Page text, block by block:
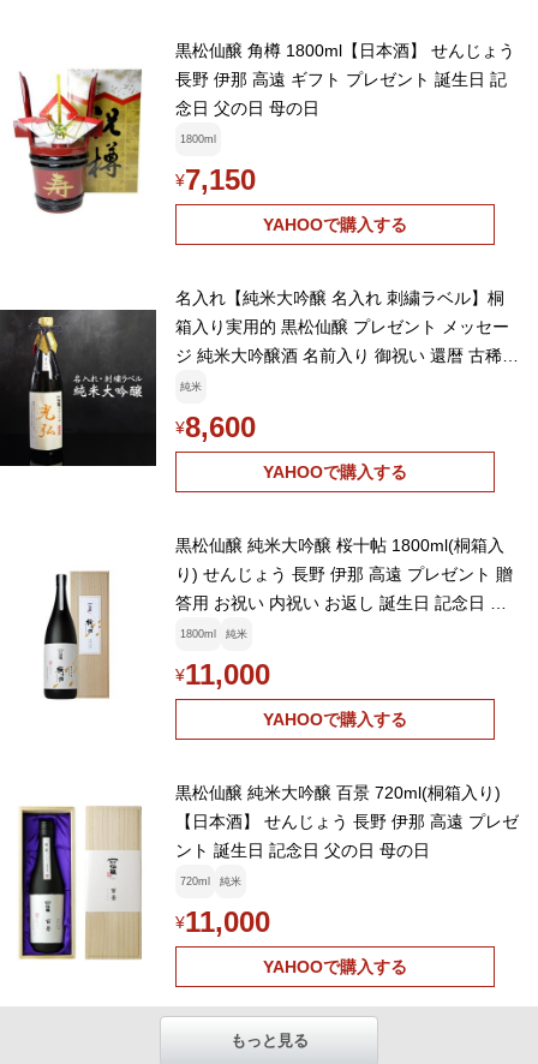
黒松仙醸 角樽 1800ml【日本酒】 せんじょう
長野 伊那 高遠 ギフト プレゼント 誕生日 記
念日 父の日 母の日
1800ml
¥7,150
YAHOOで購入する
名入れ【純米大吟醸 名入れ 刺繍ラベル】桐
箱入り実用的 黒松仙醸 プレゼント メッセー
ジ 純米大吟醸酒 名前入り 御祝い 還暦 古稀
古希 喜寿 米寿 50代 40代
純米
¥8,600
YAHOOで購入する
黒松仙醸 純米大吟醸 桜十帖 1800ml(桐箱入
り) せんじょう 長野 伊那 高遠 プレゼント 贈
答用 お祝い 内祝い お返し 誕生日 記念日 父
の日 母の日
1800ml 純米
¥11,000
YAHOOで購入する
黒松仙醸 純米大吟醸 百景 720ml(桐箱入り)
【日本酒】 せんじょう 長野 伊那 高遠 プレゼ
ント 誕生日 記念日 父の日 母の日
720ml 純米
¥11,000
YAHOOで購入する
もっと見る